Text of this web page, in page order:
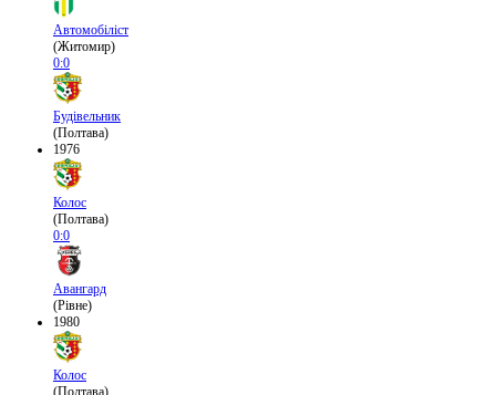
Автомобіліст
(Житомир)
0:0
Будівельник
(Полтава)
1976
Колос
(Полтава)
0:0
Авангард
(Рівне)
1980
Колос
(Полтава)